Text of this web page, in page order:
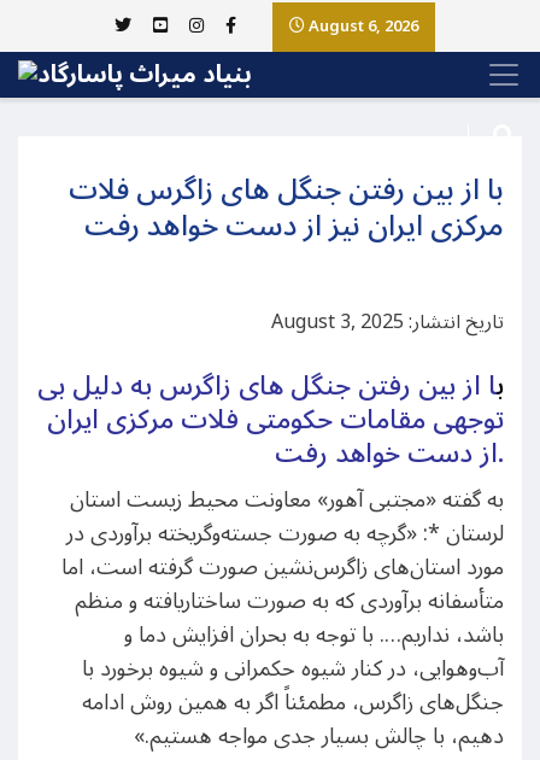
August 6, 2026
با از بین رفتن جنگل های زاگرس فلات
مرکزی ایران نیز از دست خواهد رفت
تاریخ انتشار: August 3, 2025
با از بین رفتن جنگل های زاگرس به دلیل بی
توجهی مقامات حکومتی فلات مرکزی ایران
از دست خواهد رفت.
به گفته «مجتبی آهور» معاونت محیط زیست استان
لرستان *: «گرچه به صورت جسته‌وگریخته برآوردی در
مورد استان‌های زاگرس‌نشین صورت گرفته است، اما
متأسفانه برآوردی که به صورت ساختاریافته و منظم
باشد، نداریم…. با توجه به بحران افزایش دما و
آب‌وهوایی، در کنار شیوه حکمرانی و شیوه برخورد با
جنگل‌های زاگرس، مطمئناً اگر به همین روش ادامه
دهیم، با چالش بسیار جدی مواجه هستیم.»